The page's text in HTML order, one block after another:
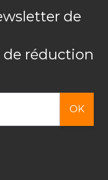
de
réduction
OK